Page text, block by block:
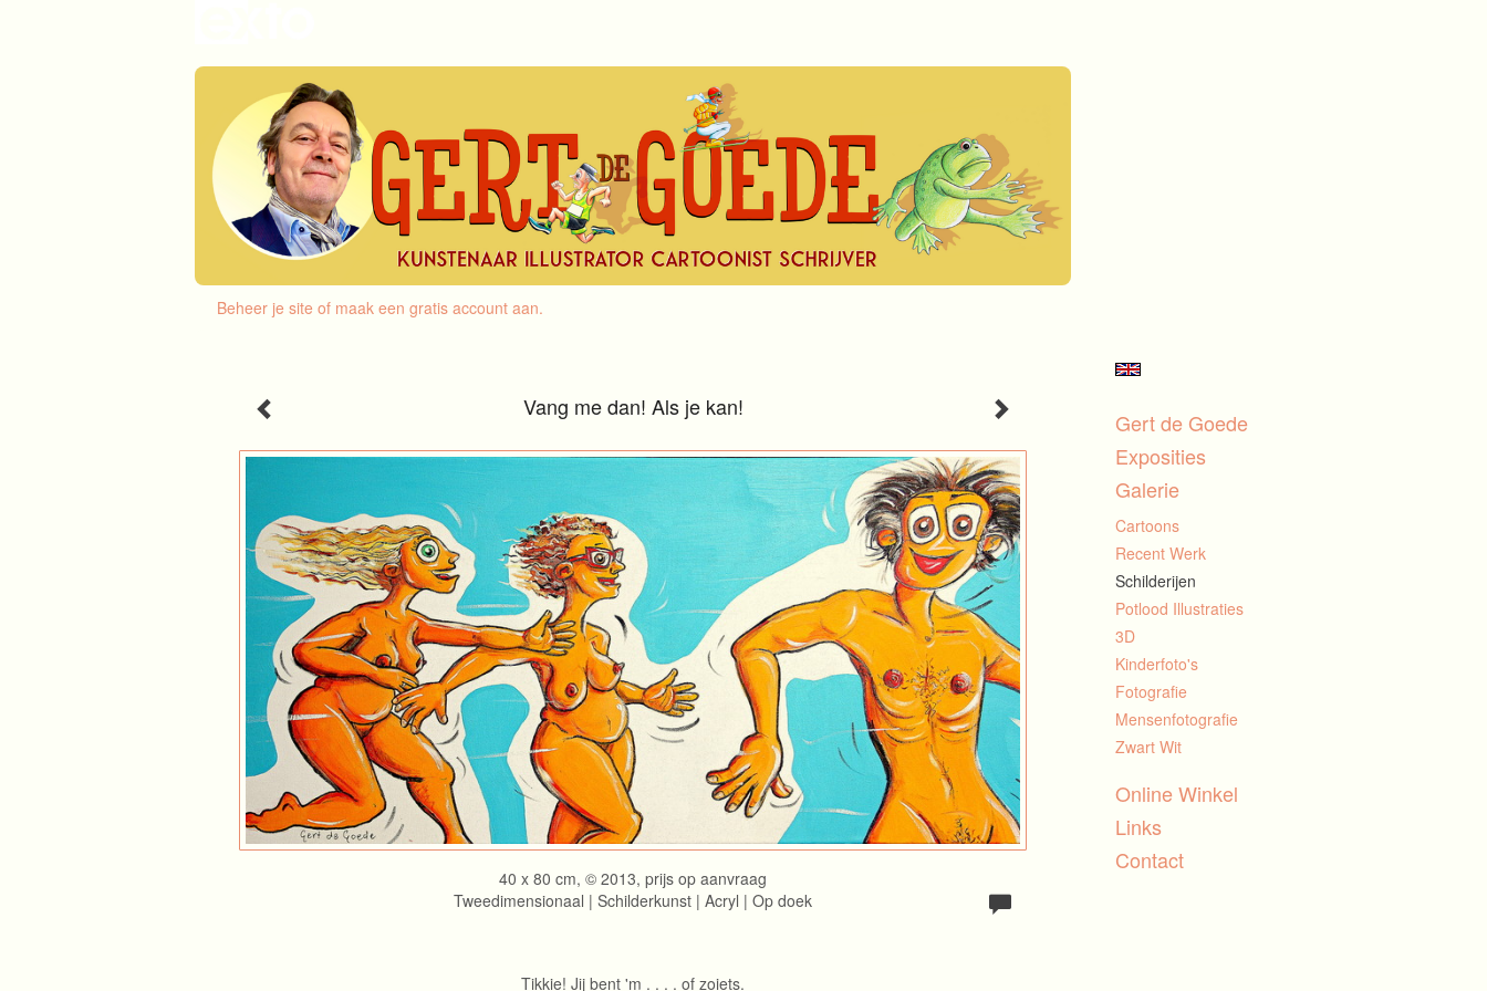
Beheer je site of maak een gratis account aan.
Vang me dan! Als je kan!
40 x 80 cm, © 2013, prijs op aanvraag
Tweedimensionaal | Schilderkunst | Acryl | Op doek
Tikkie! Jij bent 'm . . . . of zoiets.
Gert de Goede
Exposities
Galerie
Cartoons
Recent Werk
Schilderijen
Potlood Illustraties
3D
Kinderfoto's
Fotografie
Mensenfotografie
Zwart Wit
Online Winkel
Links
Contact